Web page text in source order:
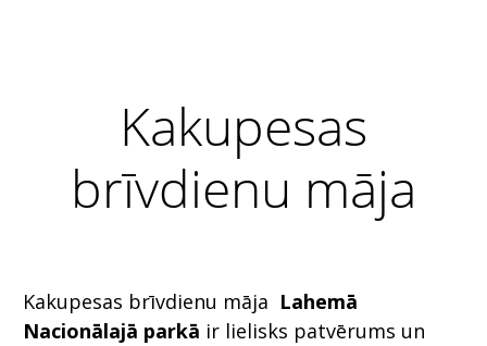
Kakupesas
brīvdienu māja
Kakupesas brīvdienu māja Lahemā
Nacionālajā parkā ir lielisks patvērums un